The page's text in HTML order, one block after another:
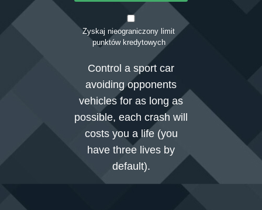
Zyskaj nieograniczony limit
punktów kredytowych
Control a sport car
avoiding opponents
vehicles for as long as
possible, each crash will
costs you a life (you
have three lives by
default).